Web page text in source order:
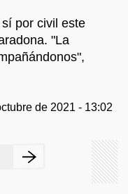
por civil este
"La
de 2021 - 13:02